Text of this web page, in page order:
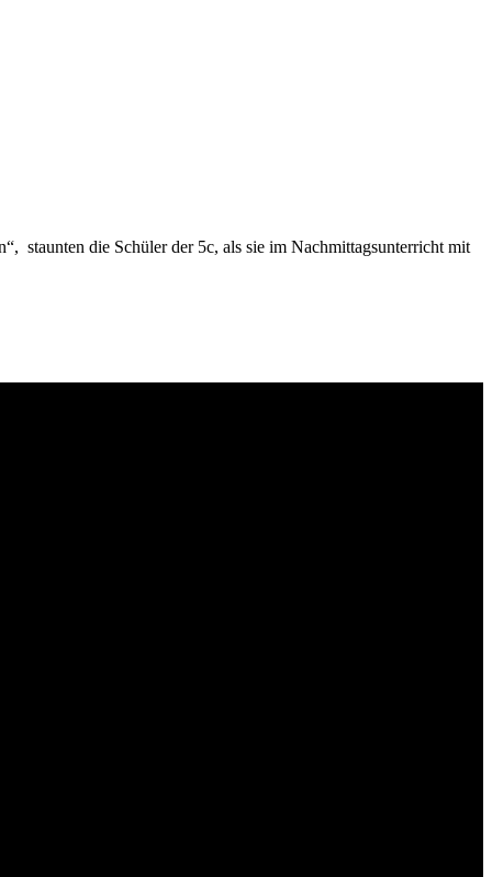
staunten die Schüler der 5c, als sie im Nachmittagsunterricht mit